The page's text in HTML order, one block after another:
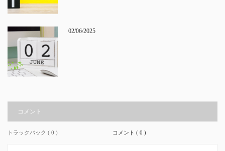
02/06/2025
コメント
トラックバック ( 0 ) コメント ( 0 )